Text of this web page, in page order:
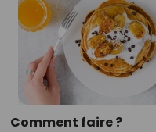
Comment faire ?